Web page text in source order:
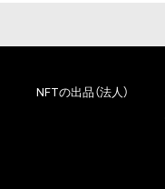
NFTの出品（法人）